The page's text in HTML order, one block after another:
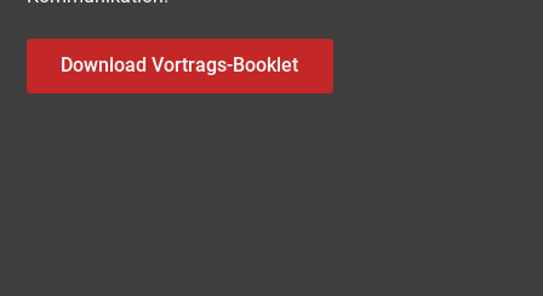
Download Vortrags-Booklet